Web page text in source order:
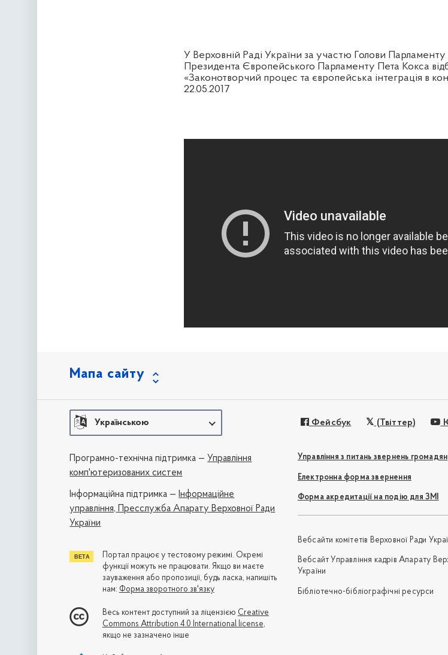
У Верховній Раді України за участю Голови
Президента Європейського Парламенту Пета Кокса
«Законотворчий процес та європейська інтеграція в
22.05.2017
Мапа сайту
Українською Фейсбук (Твіттер)
Управління з питань звернень громадян
Електронна форма звернення
Форма акредитації на подію для ЗМІ
Вебсайти комітетів Верховної Ради
Вебсайт Управління кадрів Апарату
України
Бібліотечно-бібліографічні ресурси
Програмно-технічна підтримка — Управління
комп'ютеризованих систем
Iнформаційна підтримка — Інформаційне
управління, Пресслужба Апарату Верховної Ради
України
Портал працює у тестовому режимі. Окремі
функції можуть не працювати. Якщо ви маєте
зауваження або пропозиції, будь ласка, напишіть
нам: Форма зворотного зв'язку
Весь контент доступний за ліцензією Creative
Commons Attribution 4.0 International license,
якщо не зазначено інше